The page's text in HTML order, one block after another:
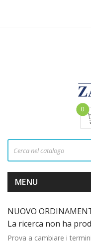
0
MENU
NUOVO
La ricerca non ha
Prova a cambiare i